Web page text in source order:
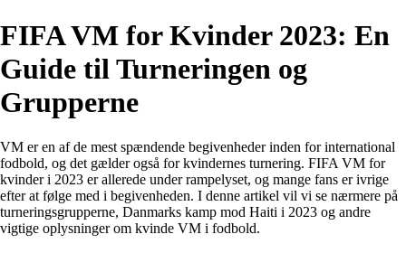
FIFA VM for Kvinder 2023: En
Guide til Turneringen og
Grupperne
VM er en af de mest spændende begivenheder inden for international
fodbold, og det gælder også for kvindernes turnering. FIFA VM for
kvinder i 2023 er allerede under rampelyset, og mange fans er ivrige
efter at følge med i begivenheden. I denne artikel vil vi se nærmere på
turneringsgrupperne, Danmarks kamp mod Haiti i 2023 og andre
vigtige oplysninger om kvinde VM i fodbold.